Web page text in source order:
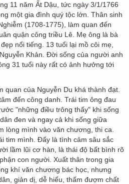
11 năm Ất Dậu, tức ngày 3/1/1766
một gia đình quý tộc lớn. Thân sinh
(1708-1775), làm quan đến
quận công triều Lê. Mẹ ông là bà
nổi tiếng. 13 tuổi lại mồ côi mẹ,
Khản. Đời sống của người anh
31 tuổi này rất có ảnh hưởng tới
quan của Nguyễn Du khá thành đạt.
đến công danh. Trái tim ông đau
"những điều trông thấy" khi sống
đen và ngay cả khi sống giữa
lòng mình vào văn chương, thi ca.
tim mình. Đấy là tình cảm sâu sắc
lầm lũi cơ hàn, là thái độ bất bình rõ
con người. Xuất thân trong gia
khí văn chương bác học, nhưng
giản dị, dễ hiểu, thấm đượm chất